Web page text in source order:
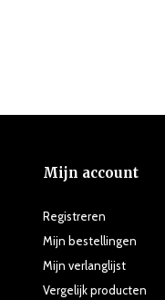
Mijn account
Registreren
Mijn bestellingen
Mijn verlanglijst
Vergelijk producten